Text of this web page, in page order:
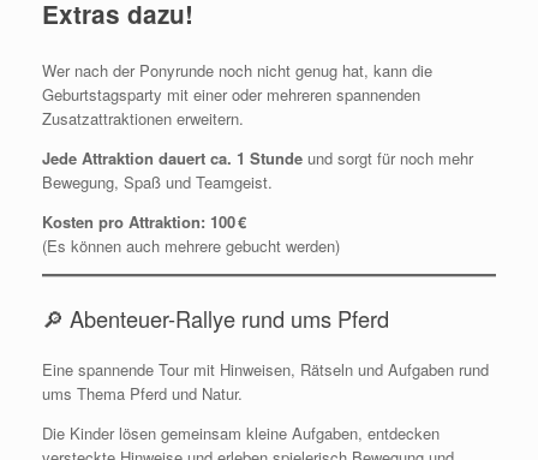
Extras dazu!
Wer nach der Ponyrunde noch nicht genug hat, kann die
Geburtstagsparty mit einer oder mehreren spannenden
Zusatzattraktionen erweitern.
Jede Attraktion dauert ca. 1 Stunde und sorgt für noch mehr
Bewegung, Spaß und Teamgeist.
Kosten pro Attraktion: 100 €
(Es können auch mehrere gebucht werden)
🔎 Abenteuer-Rallye rund ums Pferd
Eine spannende Tour mit Hinweisen, Rätseln und Aufgaben rund
ums Thema Pferd und Natur.
Die Kinder lösen gemeinsam kleine Aufgaben, entdecken